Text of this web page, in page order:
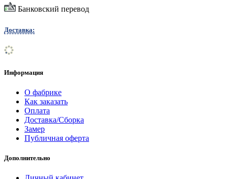
Банковский перевод
Доставка:
Информация
О фабрике
Как заказать
Оплата
Доставка/Сборка
Замер
Публичная оферта
Дополнительно